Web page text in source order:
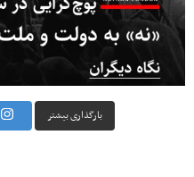
بارگذاری بیشتر